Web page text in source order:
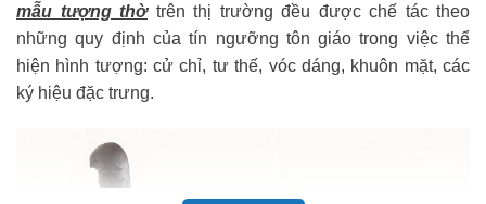
mẫu tượng thờtrên thị trường đều được chế tác theo
những quy định của tín ngưỡng tôn giáo trong việc thể
hiện hình tượng: cử chỉ, tư thế, vóc dáng, khuôn mặt, các
ký hiệu đặc trưng.